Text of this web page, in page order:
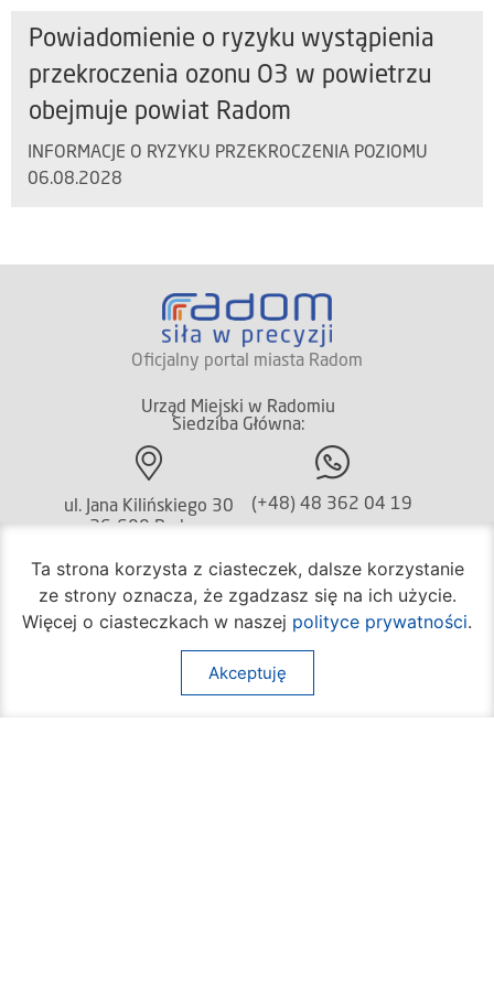
Powiadomienie o ryzyku wystąpienia
przekroczenia ozonu O3 w powietrzu
obejmuje powiat Radom
INFORMACJE O RYZYKU PRZEKROCZENIA POZIOMU
06.08.2028
Oficjalny portal miasta Radom
Urząd Miejski w Radomiu
Siedziba Główna:
ul. Jana Kilińskiego 30
26-600 Radom
(+48) 48 362 04 19
(+48) 362 04 24 bom@umradom.pl
Godziny pracy:
Biuro Obsługi Mieszkańca
Ta strona korzysta z ciasteczek, dalsze korzystanie
ze strony oznacza, że zgadzasz się na ich użycie.
Więcej o ciasteczkach w naszej polityce prywatności.
Akceptuję